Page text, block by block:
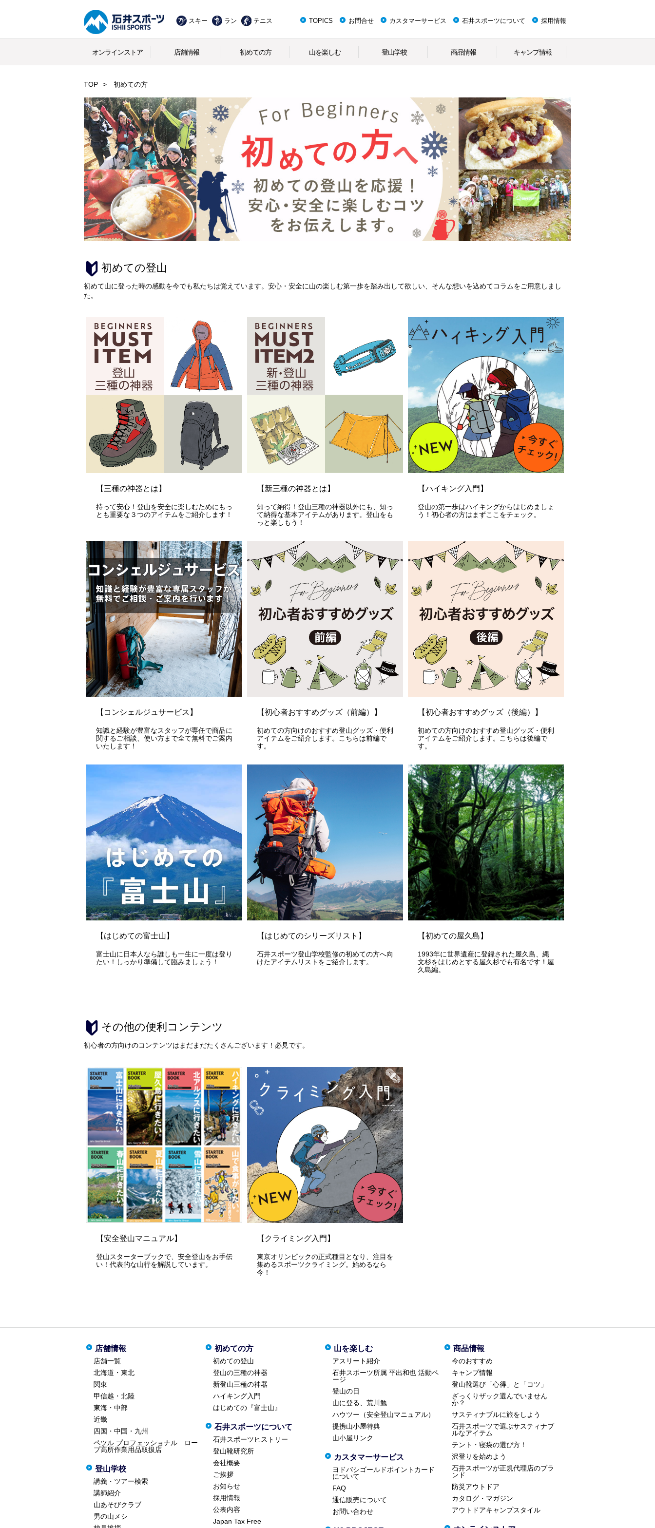
スキー ラン テニス TOPICS お問合せ カスタマーサービス 石井スポーツについて 採用情報
オンラインストア 店舗情報 初めての方 山を楽しむ 登山学校 商品情報 キャンプ情報
TOP 初めての方
初めての登山
初めて山に登った時の感動を今でも私たちは覚えています。安心・安全に山の楽しむ第一歩を踏み出して欲しい、そんな想いを込めてコラムをご用意しまし
た。
【三種の神器とは】
持って安心！登山を安全に楽しむためにもっ
とも重要な３つのアイテムをご紹介します！
【新三種の神器とは】
知って納得！登山三種の神器以外にも、知っ
て納得な基本アイテムがあります。登山をも
っと楽しもう！
【ハイキング入門】
登山の第一歩はハイキングからはじめましょ
う！初心者の方はまずここをチェック。
【コンシェルジュサービス】
知識と経験が豊富なスタッフが専任で商品に
関するご相談、使い方まで全て無料でご案内
いたします！
【初心者おすすめグッズ（前編）】
初めての方向けのおすすめ登山グッズ・便利
アイテムをご紹介します。こちらは前編で
す。
【初心者おすすめグッズ（後編）】
初めての方向けのおすすめ登山グッズ・便利
アイテムをご紹介します。こちらは後編で
す。
【はじめての富士山】
富士山に日本人なら誰しも一生に一度は登り
たい！しっかり準備して臨みましょう！
【はじめてのシリーズリスト】
石井スポーツ登山学校監修の初めての方へ向
けたアイテムリストをご紹介します。
【初めての屋久島】
1993年に世界遺産に登録された屋久島、縄
文杉をはじめとする屋久杉でも有名です！屋
久島編。
その他の便利コンテンツ
初心者の方向けのコンテンツはまだまだたくさんございます！必見です。
【安全登山マニュアル】
登山スターターブックで、安全登山をお手伝
い！代表的な山行を解説しています。
【クライミング入門】
東京オリンピックの正式種目となり、注目を
集めるスポーツクライミング。始めるなら
今！
店舗情報
店舗一覧
北海道・東北
関東
甲信越・北陸
東海・中部
近畿
四国・中国・九州
ペツル プロフェッショナル ロー
プ高所作業用品取扱店
登山学校
講義・ツアー検索
講師紹介
山あそびクラブ
男の山メシ
初めての方
初めての登山
登山の三種の神器
新登山三種の神器
ハイキング入門
はじめての『富士山』
石井スポーツについて
石井スポーツヒストリー
登山靴研究所
会社概要
ご挨拶
お知らせ
採用情報
公表内容
Japan Tax Free
山を楽しむ
アスリート紹介
石井スポーツ所属 平出和也 活動ペ
ージ
登山の日
山に登る、荒川勉
ハウツー（安全登山マニュアル）
提携山小屋特典
山小屋リンク
カスタマーサービス
ヨドバシゴールドポイントカード
について
FAQ
通信販売について
お問い合わせ
商品情報
今のおすすめ
キャンプ情報
登山靴選び「心得」と「コツ」
ざっくりザック選んでいません
か？
サスティナブルに旅をしよう
石井スポーツで選ぶサスティナブ
ルなアイテム
テント・寝袋の選び方！
沢登りを始めよう
石井スポーツが正規代理店のブラ
ンド
防災アウトドア
カタログ・マガジン
アウトドアキャンプスタイル